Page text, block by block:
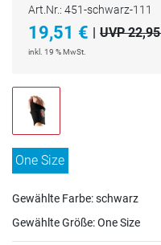
Art.Nr.: 451-schwarz-111
19,51 € | UVP
inkl. 19 % MwSt.
One Size
Gewählte Farbe: schwarz
Gewählte Größe:One Size